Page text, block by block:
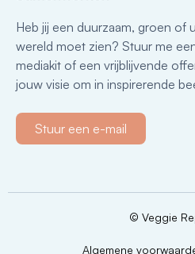
Heb jij een duurzaam, groen of
wereld moet zien? Stuur me
mediakit of een vrijblijvende
jouw visie om in inspirerende
Stuur een e-mail
© Veggie
Algemene